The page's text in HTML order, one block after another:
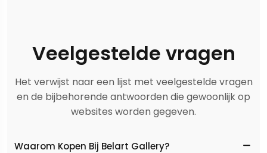
Veelgestelde vragen
Het verwijst naar een lijst met veelgestelde vragen
en de bijbehorende antwoorden die gewoonlijk op
websites worden gegeven.
Waarom Kopen Bij Belart Gallery?